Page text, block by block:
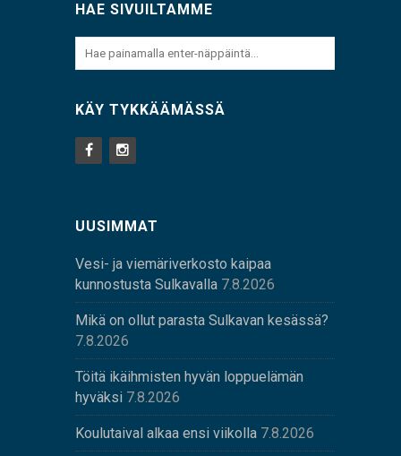
HAE SIVUILTAMME
KÄY TYKKÄÄMÄSSÄ
UUSIMMAT
Vesi- ja viemäriverkosto kaipaa
kunnostusta Sulkavalla 7.8.2026
Mikä on ollut parasta Sulkavan kesässä?
7.8.2026
Töitä ikäihmisten hyvän loppuelämän
hyväksi 7.8.2026
Koulutaival alkaa ensi viikolla 7.8.2026